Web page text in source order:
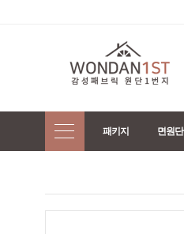
패키지 면원단